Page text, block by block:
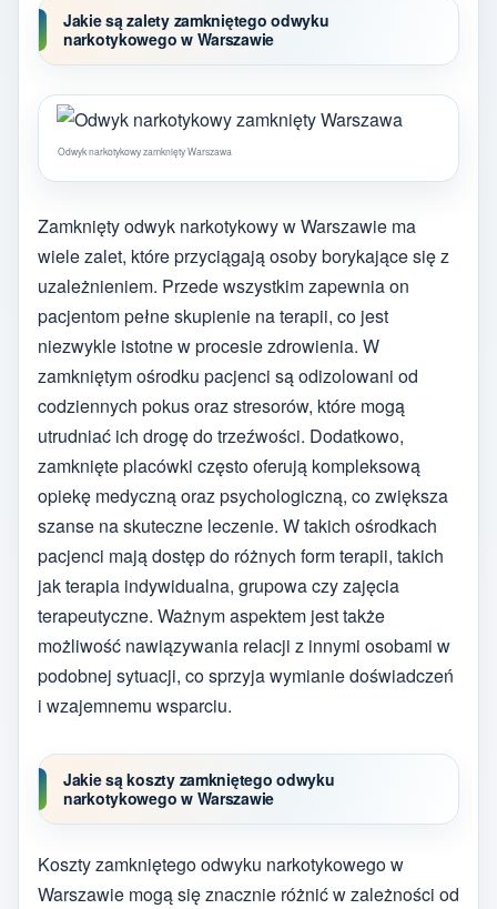
Jakie są zalety zamkniętego odwyku
narkotykowego w Warszawie
Odwyk narkotykowy zamknięty Warszawa
Zamknięty odwyk narkotykowy w Warszawie ma
wiele zalet, które przyciągają osoby borykające się z
uzależnieniem. Przede wszystkim zapewnia on
pacjentom pełne skupienie na terapii, co jest
niezwykle istotne w procesie zdrowienia. W
zamkniętym ośrodku pacjenci są odizolowani od
codziennych pokus oraz stresorów, które mogą
utrudniać ich drogę do trzeźwości. Dodatkowo,
zamknięte placówki często oferują kompleksową
opiekę medyczną oraz psychologiczną, co zwiększa
szanse na skuteczne leczenie. W takich ośrodkach
pacjenci mają dostęp do różnych form terapii, takich
jak terapia indywidualna, grupowa czy zajęcia
terapeutyczne. Ważnym aspektem jest także
możliwość nawiązywania relacji z innymi osobami w
podobnej sytuacji, co sprzyja wymianie doświadczeń
i wzajemnemu wsparciu.
Jakie są koszty zamkniętego odwyku
narkotykowego w Warszawie
Koszty zamkniętego odwyku narkotykowego w
Warszawie mogą się znacznie różnić w zależności od